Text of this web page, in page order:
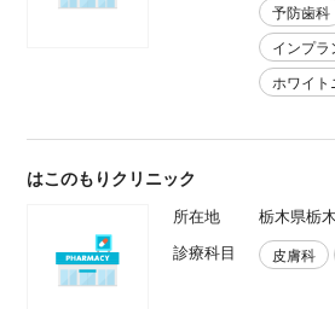
予防歯科
インプラ
ホワイト
はこのもりクリニック
所在地
栃木県栃
診療科目
皮膚科